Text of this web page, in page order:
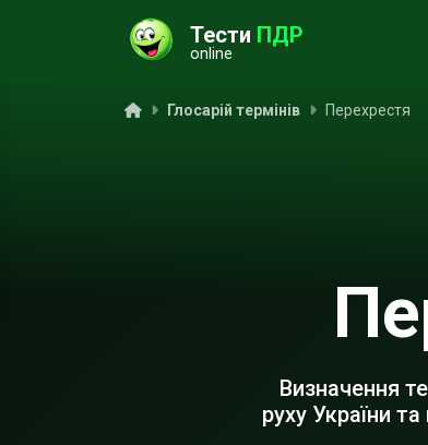
Тести ПДР
online
ГоловнаГлосарій термінів Перехрестя
Визначення
руху України